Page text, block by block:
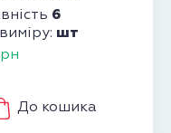
6
шт
До кошика